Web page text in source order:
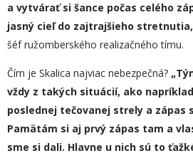
a vytvárať si šance počas celého
jasný cieľ do zajtrajšieho
šéf ružomberského realizačného tímu.
Čím je Skalica najviac nebezpečná? „T
vždy z takých situácií, ako
poslednej tečovanej strely a zápas
Pamätám si aj prvý zápas tam a
sme si dali. Hlavne u nich sú to